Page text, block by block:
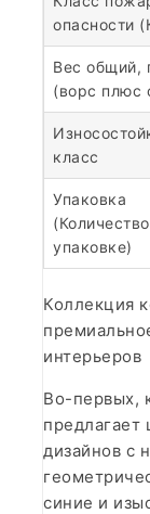
опасности
Вес общий,
(ворс плюс
класс
Упаковка
упаковке)
Коллекция
интерьеров
Во-первых,
предлагает
дизайнов с
синие и